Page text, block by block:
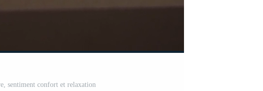
sentiment confort et relaxation